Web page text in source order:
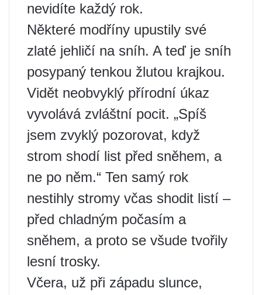
nevidíte každý rok.
Některé modříny upustily své
zlaté jehličí na sníh. A teď je sníh
posypaný tenkou žlutou krajkou.
Vidět neobvyklý přírodní úkaz
vyvolává zvláštní pocit. „Spíš
jsem zvyklý pozorovat, když
strom shodí list před sněhem, a
ne po něm.“ Ten samý rok
nestihly stromy včas shodit listí –
před chladným počasím a
sněhem, a proto se všude tvořily
lesní trosky.
Včera, už při západu slunce,